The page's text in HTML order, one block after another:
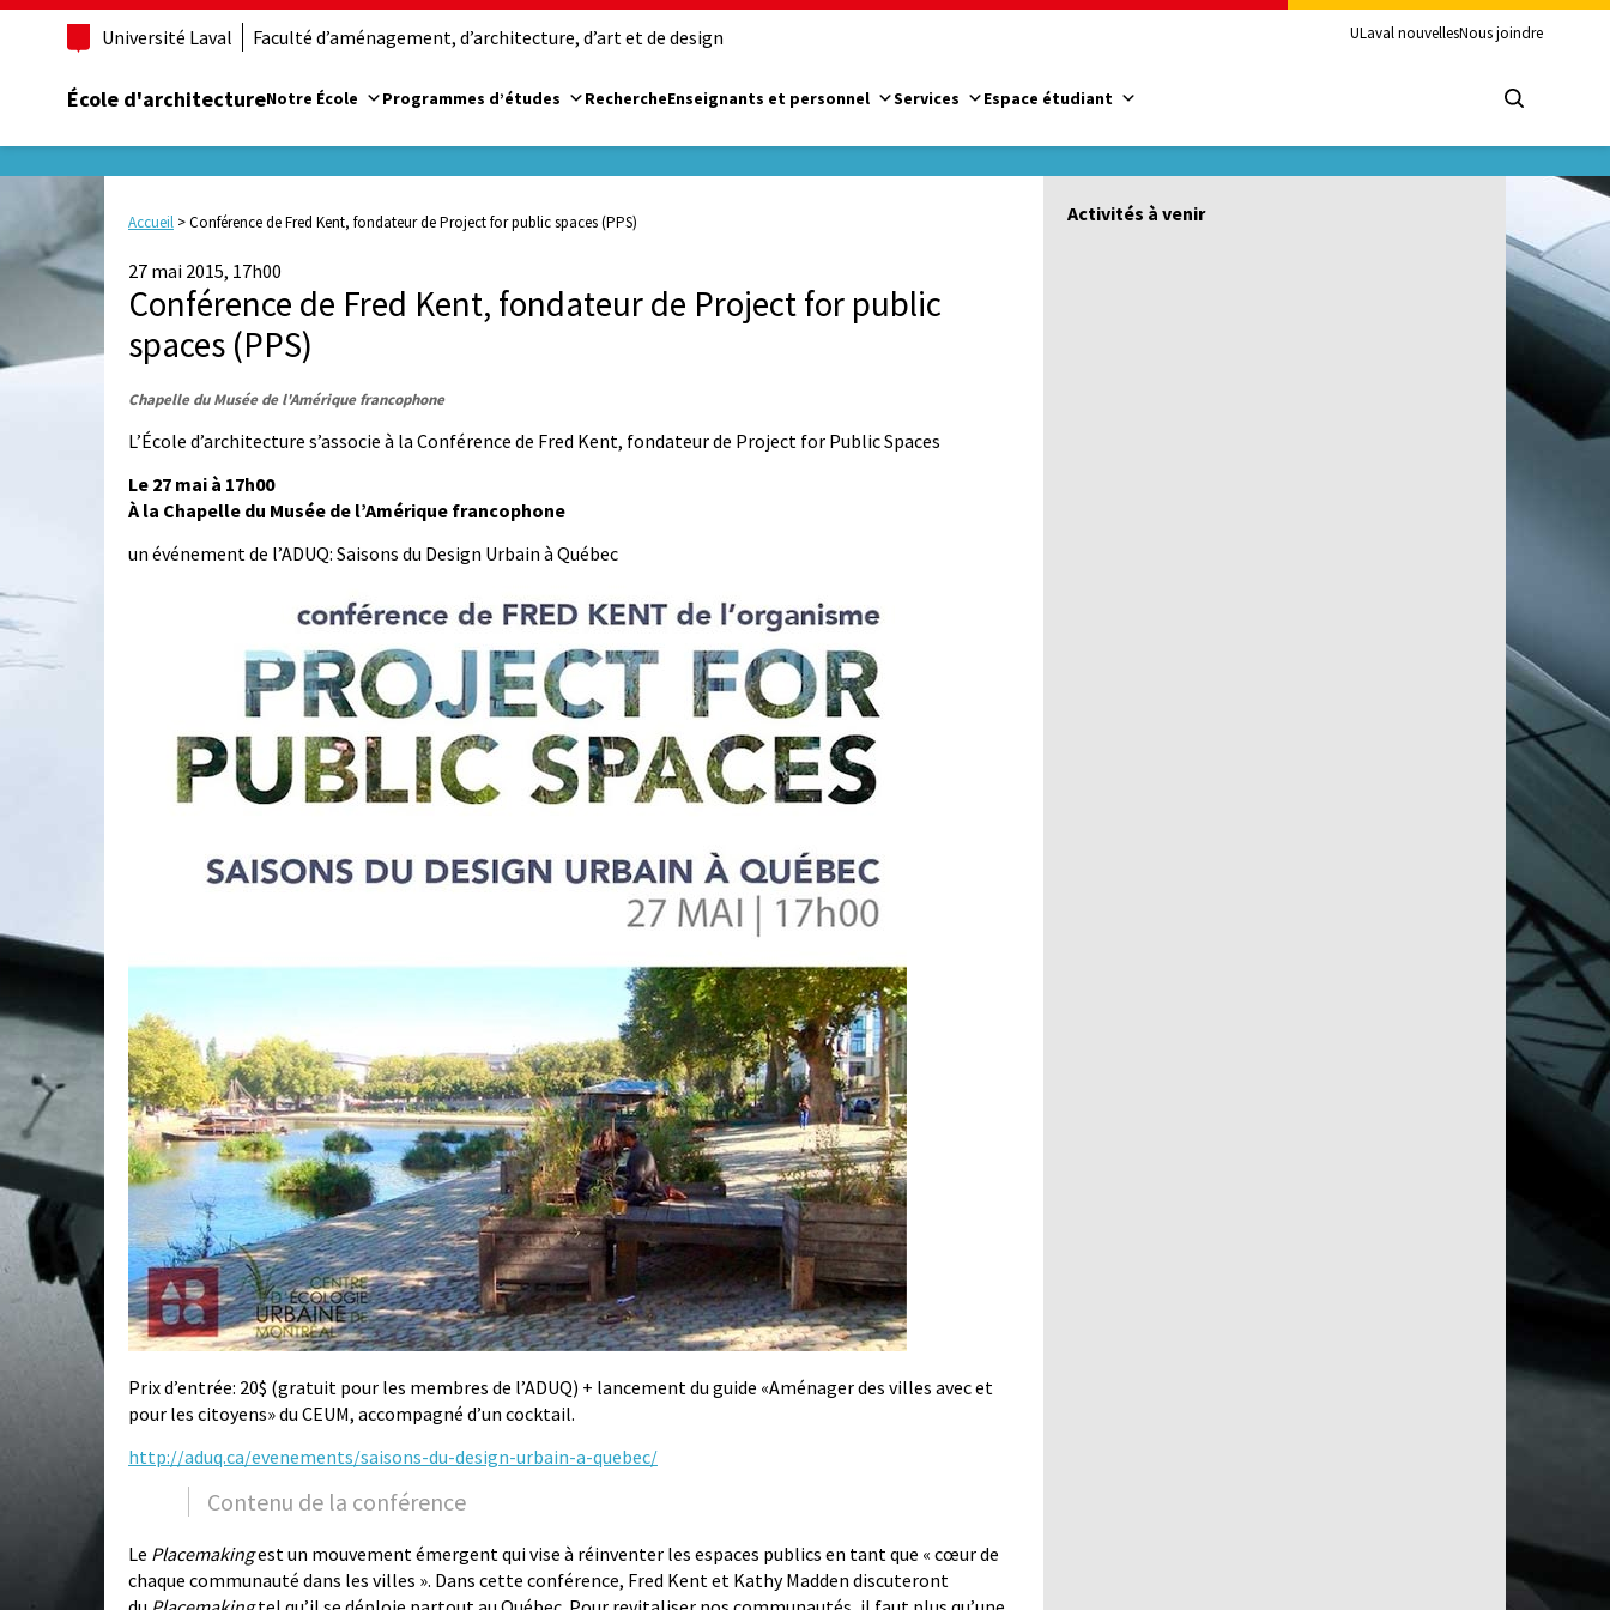
Université Laval Faculté d’aménagement, d’architecture, d’art et de design ULaval nouvellesNous joindre
École d'architectureNotre École Programmes d’études RechercheEnseignants et personnel Services Espace étudiant
Accueil >Conférence de Fred Kent, fondateur de Project for public spaces (PPS)
27 mai 2015, 17h00
Conférence de Fred Kent, fondateur de Project for public
spaces (PPS)
Chapelle du Musée de l'Amérique francophone
L’École d’architecture s’associe à la Conférence de Fred Kent, fondateur de Project for Public Spaces
Le 27 mai à 17h00
À la Chapelle du Musée de l’Amérique francophone
un événement de l’ADUQ: Saisons du Design Urbain à Québec
Prix d’entrée: 20$ (gratuit pour les membres de l’ADUQ) + lancement du guide «Aménager des villes avec et
pour les citoyens» du CEUM, accompagné d’un cocktail.
http://aduq.ca/evenements/saisons-du-design-urbain-a-quebec/
Contenu de la conférence
Le Placemakingest un mouvement émergent qui vise à réinventer les espaces publics en tant que « cœur de
chaque communauté dans les villes ». Dans cette conférence, Fred Kent et Kathy Madden discuteront
Activités à venir